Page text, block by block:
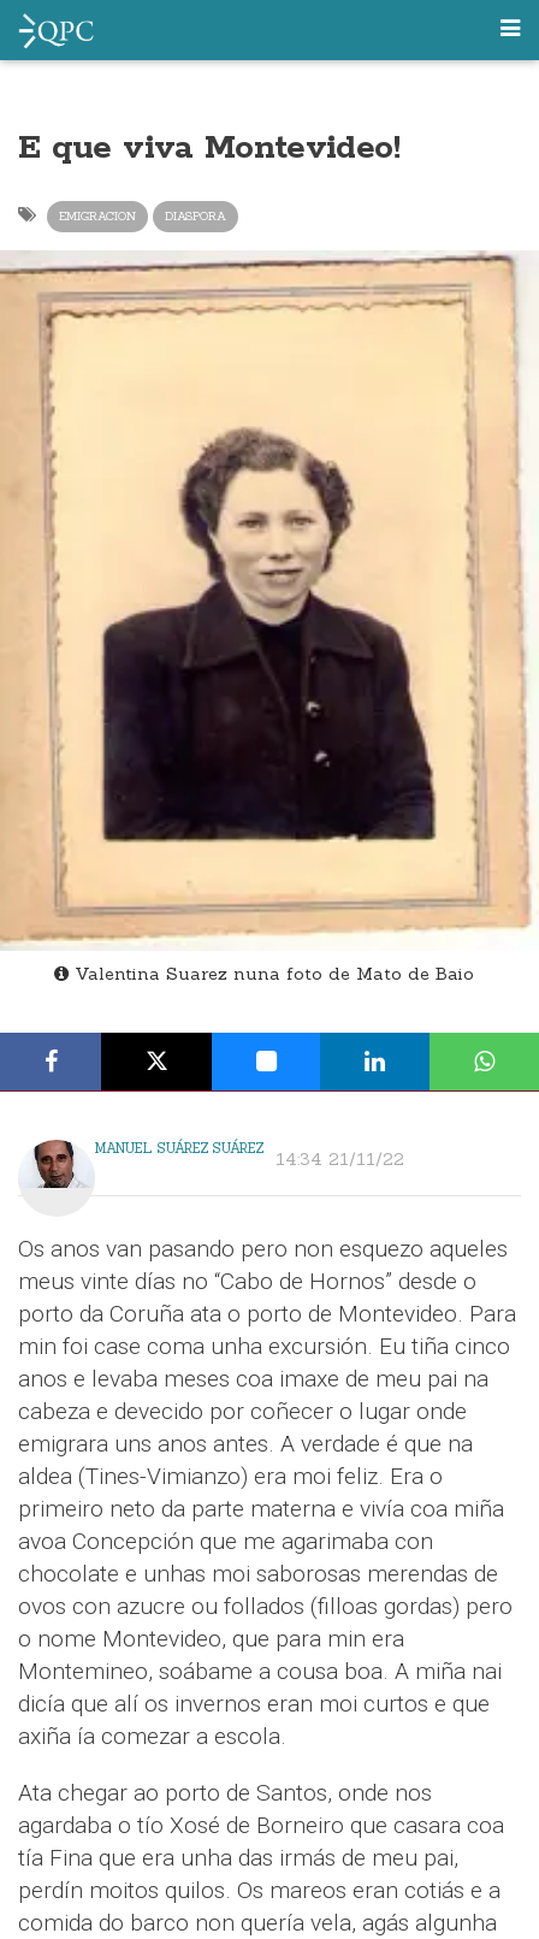
E que viva Montevideo!
EMIGRACION DIASPORA
Valentina Suarez nuna foto de Mato de Baio
MANUEL SUÁREZ SUÁREZ 14:34 21/11/22
Os anos van pasando pero non esquezo aqueles
meus vinte días no “Cabo de Hornos” desde o
porto da Coruña ata o porto de Montevideo. Para
min foi case coma unha excursión. Eu tiña cinco
anos e levaba meses coa imaxe de meu pai na
cabeza e devecido por coñecer o lugar onde
emigrara uns anos antes. A verdade é que na
aldea (Tines-Vimianzo) era moi feliz. Era o
primeiro neto da parte materna e vivía coa miña
avoa Concepción que me agarimaba con
chocolate e unhas moi saborosas merendas de
ovos con azucre ou follados (filloas gordas) pero
o nome Montevideo, que para min era
Montemineo, soábame a cousa boa. A miña nai
dicía que alí os invernos eran moi curtos e que
axiña ía comezar a escola.
Ata chegar ao porto de Santos, onde nos
agardaba o tío Xosé de Borneiro que casara coa
tía Fina que era unha das irmás de meu pai,
perdín moitos quilos. Os mareos eran cotiás e a
comida do barco non quería vela, agás algunha